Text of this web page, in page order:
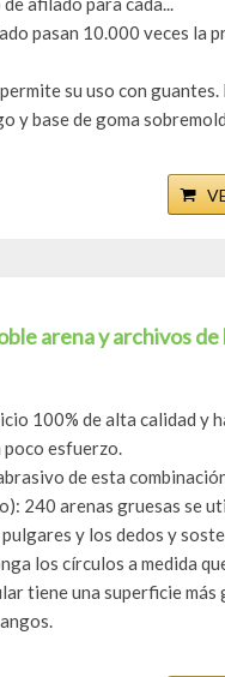
pasan 10.000 veces la
su uso con
y base de goma
arena y archivos
100% de alta calidad y
poco esfuerzo.
de esta
240 arenas gruesas se
y los dedos y
los círculos a medida
tiene una superficie